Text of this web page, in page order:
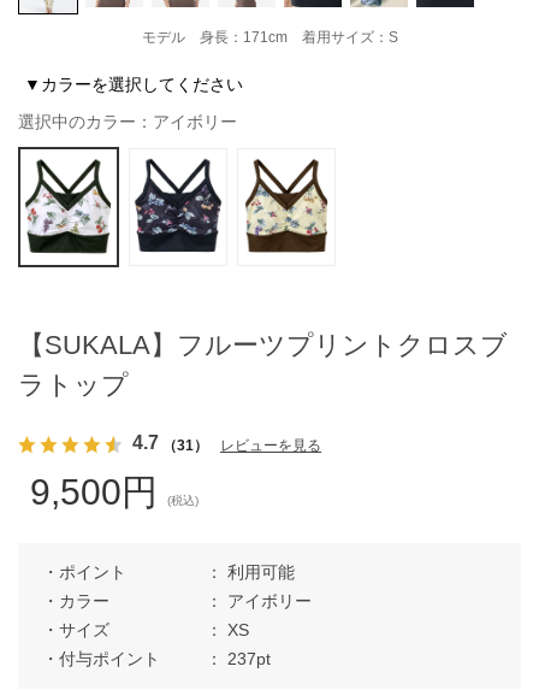
モデル 身長：171cm 着用サイズ：S
▼カラーを選択してください
選択中のカラー：アイボリー
【SUKALA】フルーツプリントクロスブ
ラトップ
4.7 （31） レビューを見る
9,500円 (税込)
ポイント
利用可能
カラー
アイボリー
サイズ
XS
付与ポイント
237pt